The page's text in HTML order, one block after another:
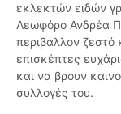
εκλεκτών ειδών
Λεωφόρο Ανδρέα
περιβάλλον ζεστό
επισκέπτες
και να βρουν
συλλογές του.